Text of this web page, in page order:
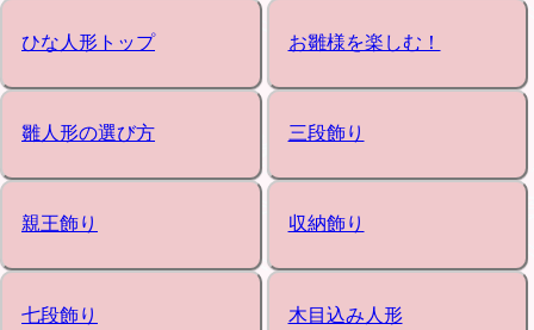
ひな人形トップ お雛様を楽しむ！
雛人形の選び方 三段飾り
親王飾り 収納飾り
七段飾り 木目込み人形